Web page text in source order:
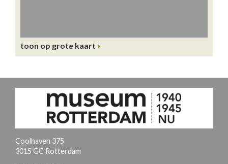
toon op grote kaart
Coolhaven 375
3015 GC Rotterdam